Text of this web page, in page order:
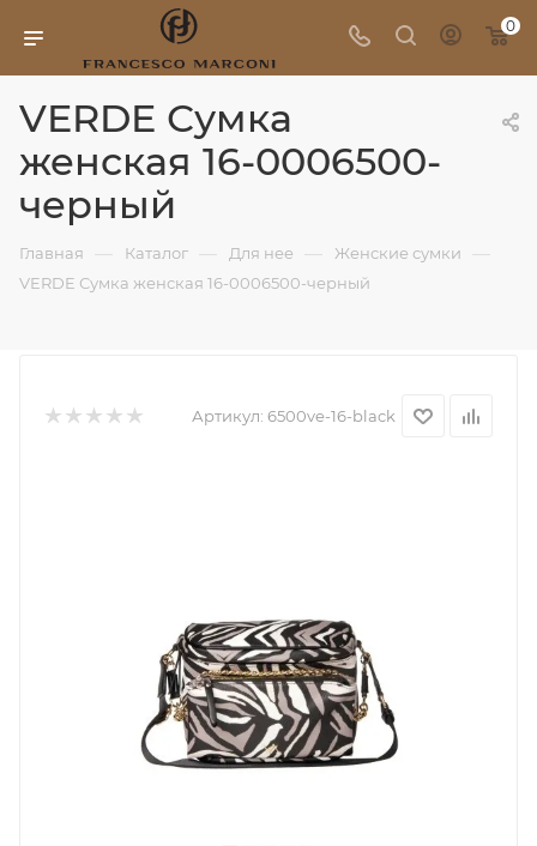
0
VERDE Сумка
женская 16-0006500-
черный
Главная — Каталог — Для нее — Женские сумки —
VERDE Сумка женская 16-0006500-черный
Артикул: 6500ve-16-black